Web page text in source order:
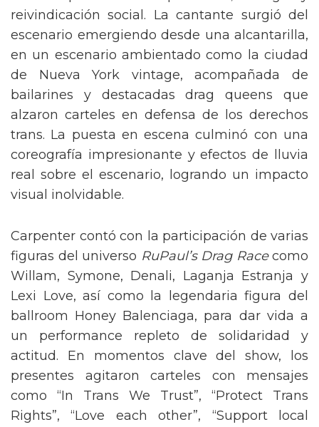
reivindicación social. La cantante surgió del
escenario emergiendo desde una alcantarilla,
en un escenario ambientado como la ciudad
de Nueva York vintage, acompañada de
bailarines y destacadas drag queens que
alzaron carteles en defensa de los derechos
trans. La puesta en escena culminó con una
coreografía impresionante y efectos de lluvia
real sobre el escenario, logrando un impacto
visual inolvidable.
Carpenter contó con la participación de varias
figuras del universo RuPaul’s Drag Racecomo
Willam, Symone, Denali, Laganja Estranja y
Lexi Love, así como la legendaria figura del
ballroom Honey Balenciaga, para dar vida a
un performance repleto de solidaridad y
actitud. En momentos clave del show, los
presentes agitaron carteles con mensajes
como “In Trans We Trust”, “Protect Trans
Rights”, “Love each other”, “Support local